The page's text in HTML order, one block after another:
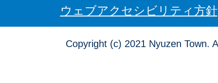
ウェブアクセシビリティ方針
Copyright (c) 2021 Nyuzen Town.